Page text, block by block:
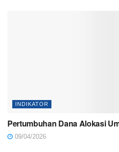
INDIKATOR
Pertumbuhan Dana Alokasi
09/04/2026